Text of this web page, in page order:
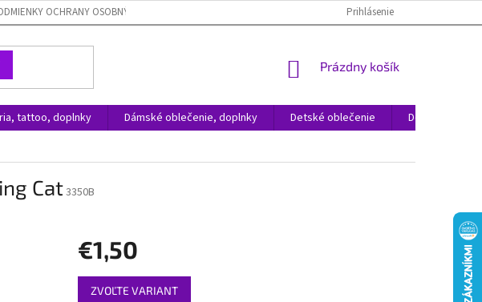
OCHRANY OSOBNÝCH ÚDAJOV VRÁTENIE TOVARU
Prihlásenie
NÁKUPNÝ
Prázdny košík
tattoo, doplnky Dámské oblečenie, doplnky Detské oblečenie
Domácnosť
Cat3350B
€1,50
Jednotková
cena:
ZVOĽTE VARIANT